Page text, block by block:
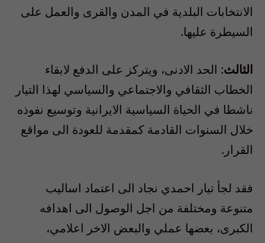
الانتخابات البلدية في المدن والقرى والعمل على
السيطرة عليها.
الثالث: الحد الادنى، ويتركز على الدفع لابقاء
الخطاب الثقافي والاجتماعي والسياسي لهذا التيار
ناشطا في الحياة السياسية الايرانية وتوسيع نفوذه
خلال السنوات القادمة كمقدمة للعودة الى مواقع
القرار.
فقد لجأ تيار احمدي نجاد الى اعتماد اساليب
متنوعة ومختلفة من اجل الوصول الى اهدافه
الكبرى، بعضها عملي والبعض الاخر اعلامي،